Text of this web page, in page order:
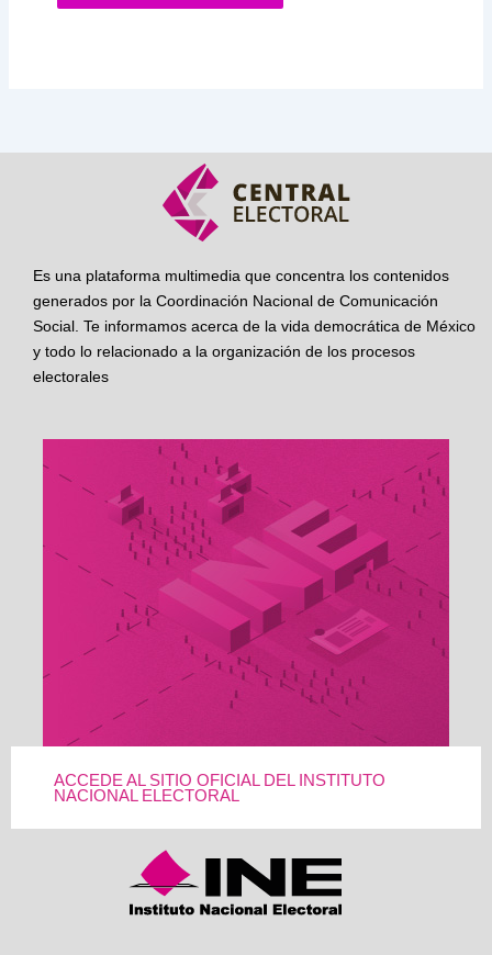
Es una plataforma multimedia que concentra los contenidos
generados por la Coordinación Nacional de Comunicación
Social. Te informamos acerca de la vida democrática de México
y todo lo relacionado a la organización de los procesos
electorales
ACCEDE AL SITIO OFICIAL DEL INSTITUTO
NACIONAL ELECTORAL